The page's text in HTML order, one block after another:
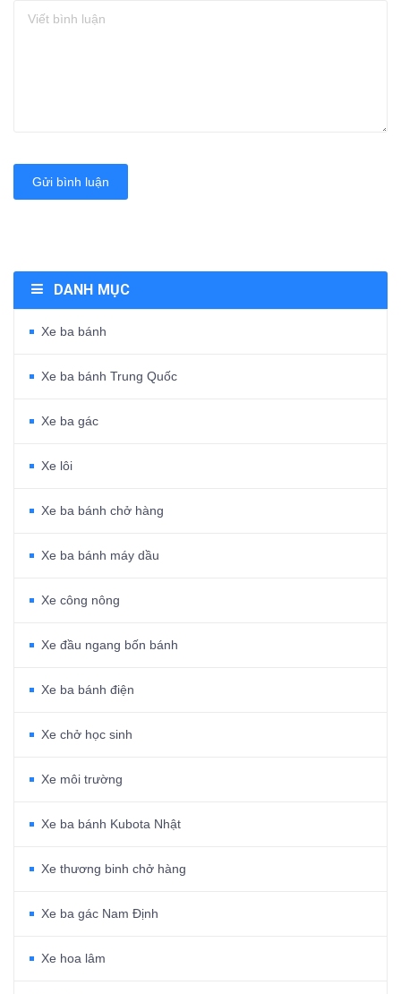
Gửi bình luận
DANH MỤC
Xe ba bánh
Xe ba bánh Trung Quốc
Xe ba gác
Xe lôi
Xe ba bánh chở hàng
Xe ba bánh máy dầu
Xe công nông
Xe đầu ngang bốn bánh
Xe ba bánh điện
Xe chở học sinh
Xe môi trường
Xe ba bánh Kubota Nhật
Xe thương binh chở hàng
Xe ba gác Nam Định
Xe hoa lâm